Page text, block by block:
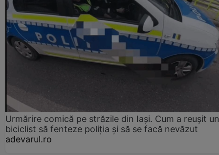
Urmărire comică pe străzile din Iași. Cum a reușit un
biciclist să fenteze poliția și să se facă nevăzut
adevarul.ro